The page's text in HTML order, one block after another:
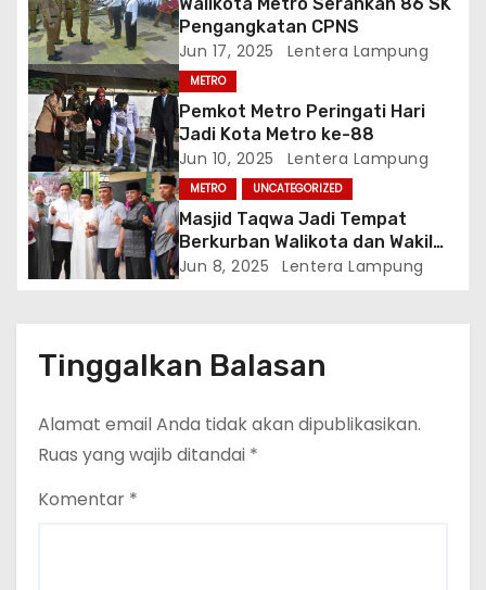
a
s
i
p
o
s
Walikota Metro Serahkan 86 SK
Pengangkatan CPNS
Jun 17, 2025 Lentera Lampung
METRO
Pemkot Metro Peringati Hari
Jadi Kota Metro ke-88
Jun 10, 2025 Lentera Lampung
METRO UNCATEGORIZED
Masjid Taqwa Jadi Tempat
Berkurban Walikota dan Wakil
Walikota Metro
Jun 8, 2025 Lentera Lampung
Tinggalkan Balasan
Alamat email Anda tidak akan dipublikasikan.
Ruas yang wajib ditandai *
Komentar *